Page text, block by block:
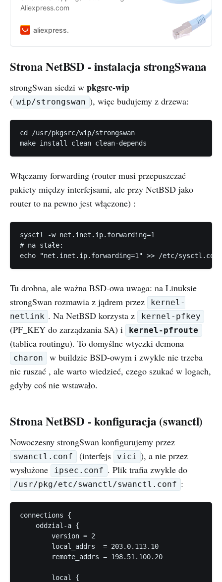
Aliexpress.com
aliexpress.
Strona NetBSD - instalacja strongSwana
strongSwan siedzi w pkgsrc-wip
( wip/strongswan ), więc budujemy z drzewa:
cd /usr/pkgsrc/wip/strongswan
Włączamy forwarding (router musi przepuszczać
pakiety między interfejsami, ale przy NetBSD jako
router to na pewno jest włączone) :
sysctl -w net.inet.ip.forwarding=1
# na stałe:
Tu drobna, ale ważna BSD-owa uwaga: na Linuksie
strongSwan rozmawia z jądrem przez
kernel-
netlink . Na NetBSD korzysta z kernel-pfkey
(PF_KEY do zarządzania SA) i kernel-pfroute
(tablica routingu). To domyślne wtyczki demona
charon
w buildzie BSD-owym i zwykle nie trzeba
nic ruszać , ale warto wiedzieć, czego szukać w logach,
gdyby coś nie wstawało.
Strona NetBSD - konfiguracja (swanctl)
Nowoczesny strongSwan konfigurujemy przez
swanctl.conf (interfejs vici ), a nie przez
wysłużone
ipsec.conf . Plik trafia zwykle do
/usr/pkg/etc/swanctl/swanctl.conf :
connections {
    oddzial-a {
        version = 2
        local_addrs  = 203.0.113.10
        remote_addrs = 198.51.100.20
        local {